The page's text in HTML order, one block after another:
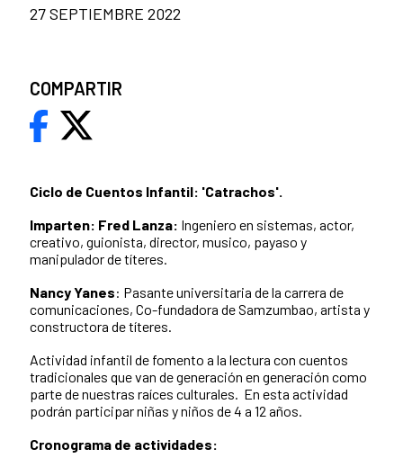
Ciclo de Cuentos Infantil: 'Catrachos'.
Imparten: Fred Lanza: Ingeniero en sistemas, actor,
creativo, guionista, director, musico, payaso y
manipulador de títeres.
Nancy Yanes: Pasante universitaria de la carrera de
comunicaciones, Co-fundadora de Samzumbao, artista y
constructora de títeres.
Actividad infantil de fomento a la lectura con cuentos
tradicionales que van de generación en generación como
parte de nuestras raíces culturales. En esta actividad
podrán participar niñas y niños de 4 a 12 años.
Cronograma de actividades:
27 SEPTIEMBRE 2022
COMPARTIR